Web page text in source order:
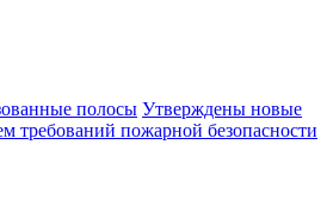
полосы Утверждены новые
требований пожарной безопасности